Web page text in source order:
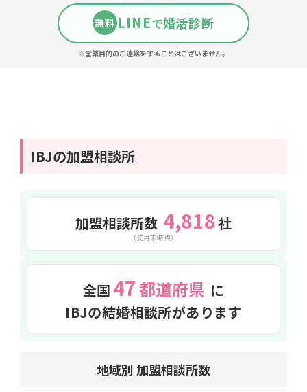
無料LINEで婚活診断
※営業目的のご連絡をすることはございません。
IBJの加盟相談所
加盟相談所数 4,818社
（先月末時点）
全国 47都道府県 に
IBJの結婚相談所があります
地域別 加盟相談所数